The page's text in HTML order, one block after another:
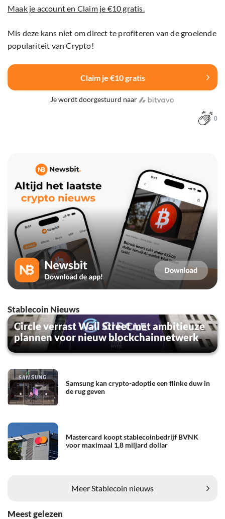
Maak je account en Claim je €10 gratis.
Mis deze kans niet om direct te profiteren van de groeiende
populariteit van Crypto!
Claim je €10 gratis
Je wordt doorgestuurd naar
0
Stablecoin Nieuws
Circle verrast Wall Street met ambitieuze
plannen voor nieuw blockchainnetwerk
Samsung kan crypto-adoptie een flinke duw in
de rug geven
Mastercard koopt stablecoinbedrijf BVNK
voor maximaal 1,8 miljard dollar
Meer Stablecoin nieuws
Meest gelezen